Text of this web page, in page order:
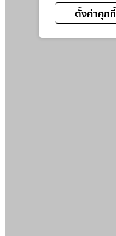
ตั้งค่าคุกกี้